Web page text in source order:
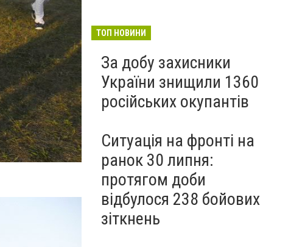
на Донеччині,- ВІДЕО
ТОП НОВИНИ
За добу захисники
України знищили 1360
російських окупантів
Ситуація на фронті на
ранок 30 липня:
протягом доби
відбулося 238 бойових
зіткнень